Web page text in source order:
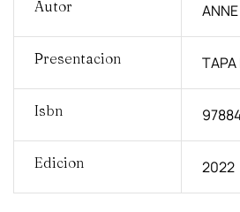
Autor
Presentacion TAPA
Isbn
Edicion 2022